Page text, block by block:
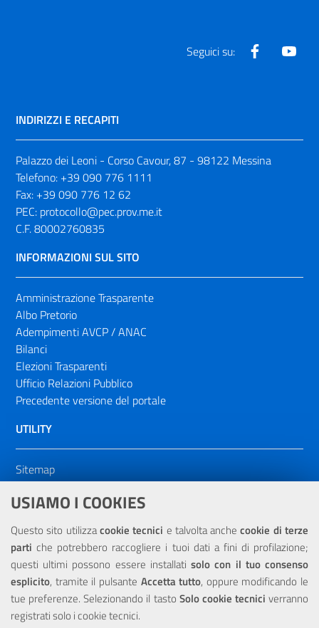
USIAMO I COOKIES
Questo sito utilizzacookie tecnici e talvolta anchecookie di terze
parti che potrebbero raccogliere i tuoi dati a fini di profilazione;
questi ultimi possono essere installatisolo con il tuo consenso
esplicito, tramite il pulsante Accetta tutto, oppure modificando le
tue preferenze. Selezionando il tasto Solo cookie tecnici verranno
registrati solo i cookie tecnici.
Seguici su: Facebook
INDIRIZZI E RECAPITI
Palazzo dei Leoni - Corso Cavour, 87 - 98122 Messina
Telefono: +39 090 776 1111
Fax: +39 090 776 12 62
PEC: protocollo@pec.prov.me.it
C.F. 80002760835
INFORMAZIONI SUL SITO
Amministrazione Trasparente
Albo Pretorio
Adempimenti AVCP / ANAC
Bilanci
Elezioni Trasparenti
Ufficio Relazioni Pubblico
Precedente versione del portale
UTILITY
Sitemap
Dichiarazione di accessibilità
NOTE LEGALI
Privacy